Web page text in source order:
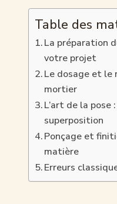
Table des
La préparation
votre projet
Le dosage et le
mortier
L’art de la
superposition
Ponçage et
matière
Erreurs